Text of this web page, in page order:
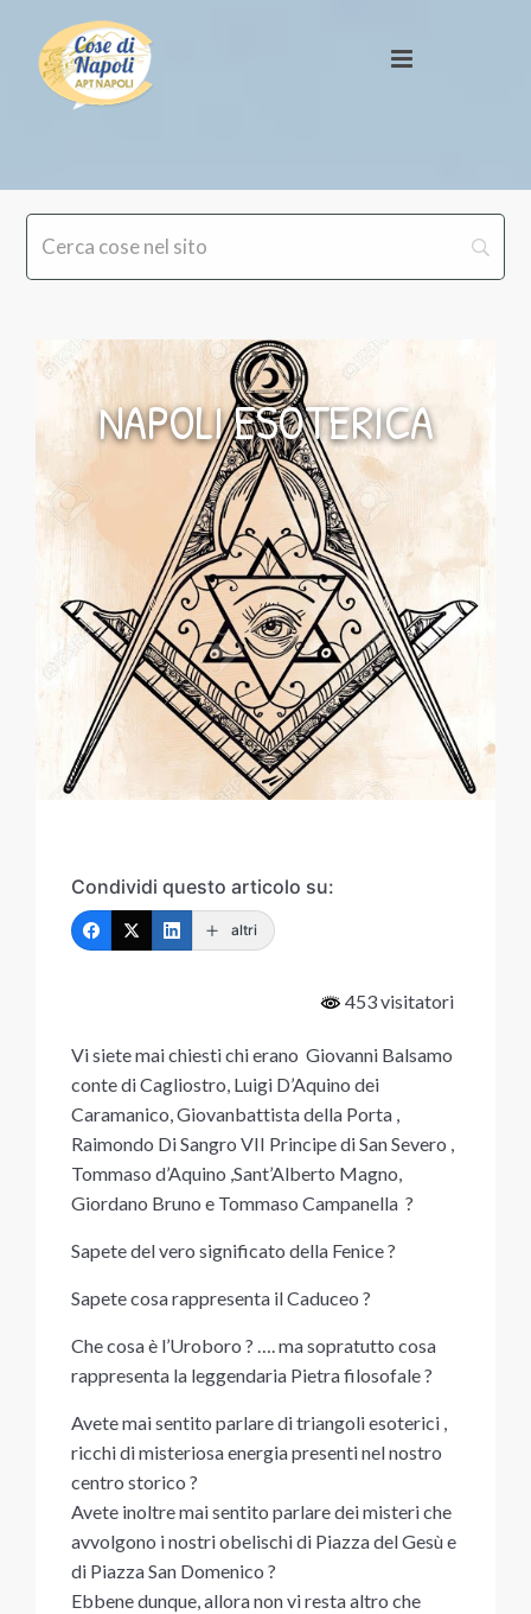
NAPOLI ESOTERICA
Condividi questo articolo su:
altri
453 visitatori
Vi siete mai chiesti chi erano Giovanni Balsamo
conte di Cagliostro, Luigi D’Aquino dei
Caramanico, Giovanbattista della Porta ,
Raimondo Di Sangro VII Principe di San Severo ,
Tommaso d’Aquino ,Sant’Alberto Magno,
Giordano Bruno e Tommaso Campanella ?
Sapete del vero significato della Fenice ?
Sapete cosa rappresenta il Caduceo ?
Che cosa è l’Uroboro ? …. ma sopratutto cosa
rappresenta la leggendaria Pietra filosofale ?
Avete mai sentito parlare di triangoli esoterici ,
ricchi di misteriosa energia presenti nel nostro
centro storico ?
Avete inoltre mai sentito parlare dei misteri che
avvolgono i nostri obelischi di Piazza del Gesù e
di Piazza San Domenico ?
Ebbene dunque, allora non vi resta altro che